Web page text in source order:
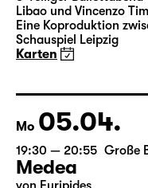
18:00 Große Bühne
Leipziger Ballett
Elegien —
3-Teiliger Ballettabend
Schauspiel Leipzig
Karten